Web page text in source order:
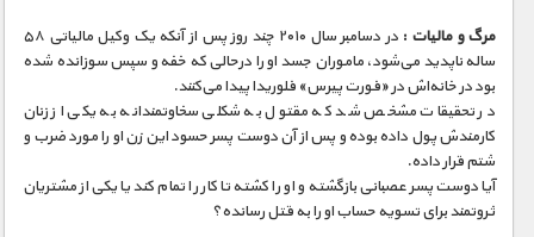
مسابقات / ورزشی
مستند های اختصاصی
مرگ و مالیات :
در دسامبر سال ۲۰۱۰ چند روز پس از آنکه یک وکیل مالیاتی ۵۸
ساله ناپدید می‌شود، ماموران جسد او را درحالی که خفه و سپس سوزانده شده
بود در خانه‌اش در «فورت پیرس» فلوریدا پیدا می‌کنند.
در تحقیقات مشخص شد که مقتول به شکلی سخاوتمندانه به یکی از زنان
کارمندش پول داده بوده و پس از آن دوست پسر حسود این زن او را مورد ضرب و
شتم قرار داده.
آیا دوست پسر عصبانی بازگشته و او را کشته تا کار را تمام کند یا یکی از مشتریان
ثروتمند برای تسویه حساب او را به قتل رسانده؟